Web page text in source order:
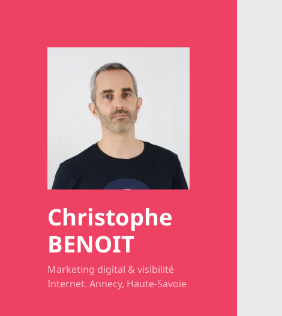
Christophe
BENOIT
Marketing digital & visibilité
Internet. Annecy, Haute-Savoie